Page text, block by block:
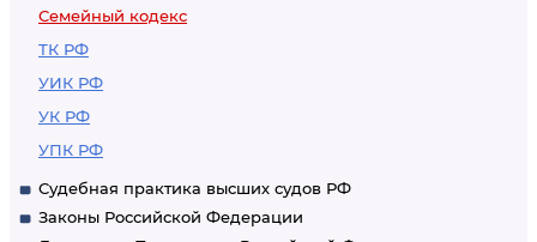
Семейный кодекс
ТК РФ
УИК РФ
УК РФ
УПК РФ
Судебная практика высших судов РФ
Законы Российской Федерации